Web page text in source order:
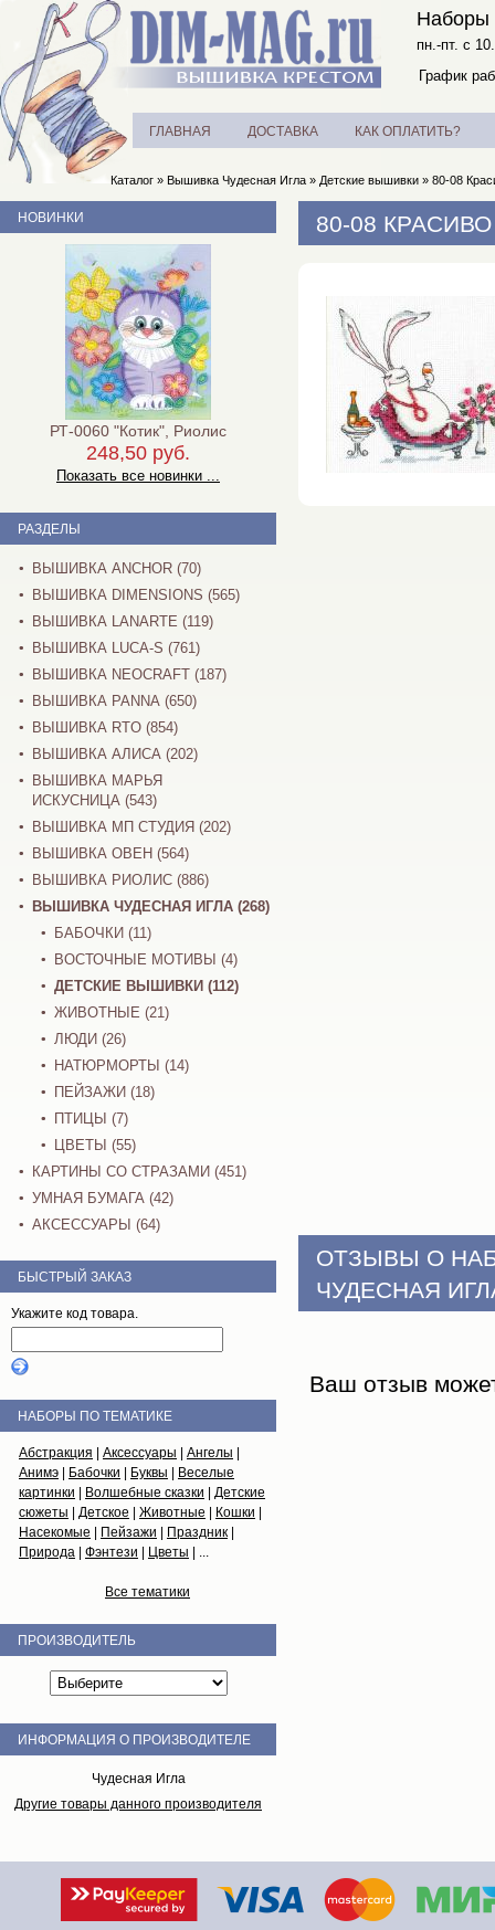
Наборы
пн.-пт. с
График
ГЛАВНАЯ ДОСТАВКА КАК ОПЛАТИТЬ?
Каталог » Вышивка Чудесная Игла » Детские вышивки » 80-08
80-08
ОТЗЫВЫ О
ЧУДЕСНАЯ
Ваш отзыв
НОВИНКИ
РТ-0060 "Котик", Риолис
248,50 руб.
Показать все новинки ...
РАЗДЕЛЫ
ВЫШИВКА ANCHOR (70)
ВЫШИВКА DIMENSIONS (565)
ВЫШИВКА LANARTE (119)
ВЫШИВКА LUCA-S (761)
ВЫШИВКА NEOCRAFT (187)
ВЫШИВКА PANNA (650)
ВЫШИВКА RTO (854)
ВЫШИВКА АЛИСА (202)
ВЫШИВКА МАРЬЯ
ИСКУСНИЦА (543)
ВЫШИВКА МП СТУДИЯ (202)
ВЫШИВКА ОВЕН (564)
ВЫШИВКА РИОЛИС (886)
ВЫШИВКА ЧУДЕСНАЯ ИГЛА (268)
БАБОЧКИ (11)
ВОСТОЧНЫЕ МОТИВЫ (4)
ДЕТСКИЕ ВЫШИВКИ (112)
ЖИВОТНЫЕ (21)
ЛЮДИ (26)
НАТЮРМОРТЫ (14)
ПЕЙЗАЖИ (18)
ПТИЦЫ (7)
ЦВЕТЫ (55)
КАРТИНЫ СО СТРАЗАМИ (451)
УМНАЯ БУМАГА (42)
АКСЕССУАРЫ (64)
БЫСТРЫЙ ЗАКАЗ
Укажите код товара.
НАБОРЫ ПО ТЕМАТИКЕ
Абстракция Аксессуары Ангелы
Анимэ
Бабочки Буквы
Веселые
картинки
Волшебные сказки
Детские
сюжеты
Детское Животные Кошки
Насекомые
Пейзажи Праздник
Природа
Фэнтези Цветы | ...
Все тематики
ПРОИЗВОДИТЕЛЬ
ИНФОРМАЦИЯ О ПРОИЗВОДИТЕЛЕ
Чудесная Игла
Другие товары данного производителя